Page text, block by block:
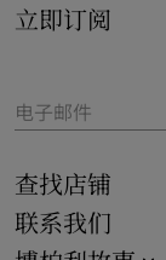
立即订阅
电子邮件
查找店铺
联系我们